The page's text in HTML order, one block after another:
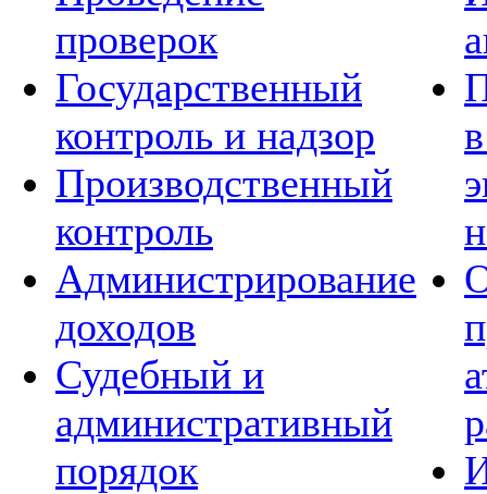
проверок
Государственный
контроль и надзор
Производственный
контроль
Администрирование
доходов
Судебный и
административный
порядок